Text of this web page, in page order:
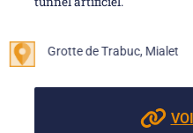
Grotte de Trabuc,